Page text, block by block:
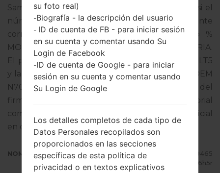
Samsung Galaxy Note, pero no olvide verificar si el
número de modelo de su teléfono inteligente
corresponde al número de modelo indicado %
MODEL%. El código del firmware es IEL de NIGERIA.
El producto viene con la versión PDA N7000XXLT5
y la versión CSC N7000OMNLT2,Versión de MODEM
N7000XXLT3. La versión del sistema operativo del
firmware dado es Android Jelly Bean 4.1.2. Tutorial
completo sobre cómo actualizar el firmware oficial
en dispositivos Samsung
NOMBRE DE ARCHIVO
GT-N7000_OMN_1_2013050619465
5_v4v4qx6h5r
su foto real)
-Biografía - la descripción del usuario
- ID de cuenta de FB - para iniciar sesión
en su cuenta y comentar usando Su
Login de Facebook
-ID de cuenta de Google - para iniciar
sesión en su cuenta y comentar usando
Su Login de Google
Los detalles completos de cada tipo de
Datos Personales recopilados son
proporcionados en las secciones
específicas de esta política de
privacidad o en textos explicativos